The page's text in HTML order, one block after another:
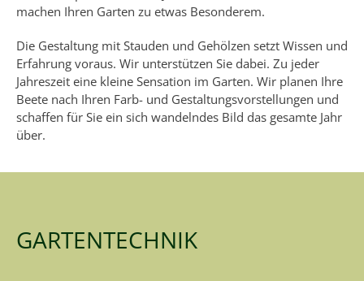
machen Ihren Garten zu etwas Besonderem.
Die Gestaltung mit Stauden und Gehölzen setzt Wissen und
Erfahrung voraus. Wir unterstützen Sie dabei. Zu jeder
Jahreszeit eine kleine Sensation im Garten. Wir planen Ihre
Beete nach Ihren Farb- und Gestaltungsvorstellungen und
schaffen für Sie ein sich wandelndes Bild das gesamte Jahr
über.
GARTENTECHNIK